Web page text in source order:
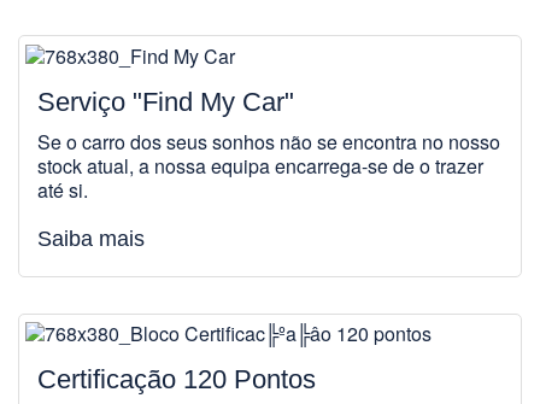
Serviço "Find My Car"
Se o carro dos seus sonhos não se encontra no nosso
stock atual, a nossa equipa encarrega-se de o trazer
até si.
Saiba mais
Certificação 120 Pontos